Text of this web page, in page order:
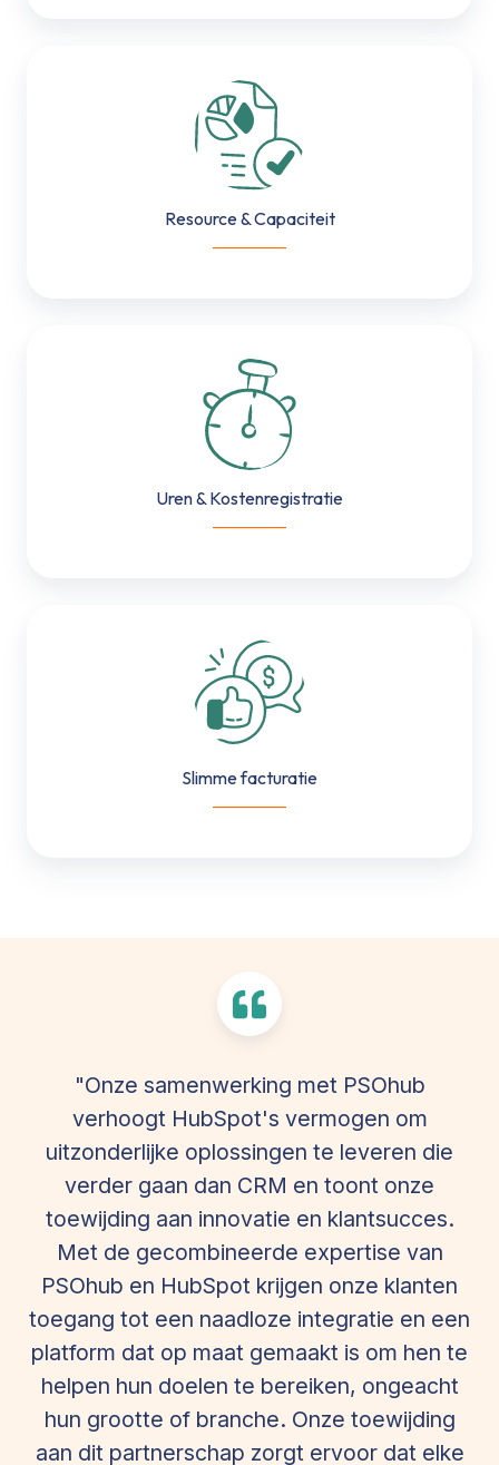
&
Capaciteit
Resource & Capaciteit
&
Kostenregistratie
Uren & Kostenregistratie
facturatie
Slimme facturatie
"Onze samenwerking met PSOhub
verhoogt HubSpot's vermogen om
uitzonderlijke oplossingen te leveren die
verder gaan dan CRM en toont onze
toewijding aan innovatie en klantsucces.
Met de gecombineerde expertise van
PSOhub en HubSpot krijgen onze klanten
toegang tot een naadloze integratie en een
platform dat op maat gemaakt is om hen te
helpen hun doelen te bereiken, ongeacht
hun grootte of branche. Onze toewijding
aan dit partnerschap zorgt ervoor dat elke